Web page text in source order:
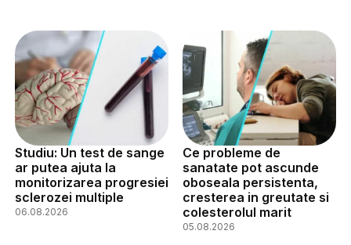
Studiu: Un test de sange
ar putea ajuta la
monitorizarea progresiei
sclerozei multiple
06.08.2026
Ce probleme de
sanatate pot ascunde
oboseala persistenta,
cresterea in greutate si
colesterolul marit
05.08.2026